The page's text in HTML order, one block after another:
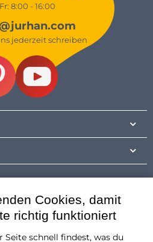
8:00 - 16:00
jederzeit schreiben
Cookies, damit
richtig funktioniert
Seite schnell findest, was du